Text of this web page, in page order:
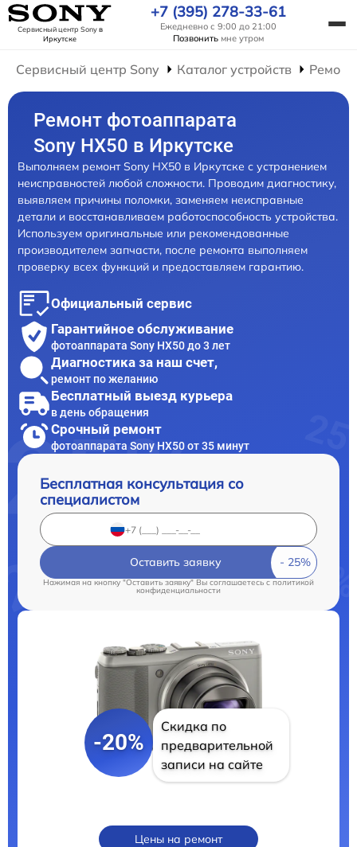
Сервисный центр Sonyв
Иркутске
+7 (395) 278-33-61
Ежедневно с 9:00 до 21:00
Позвонить мне утром
Сервисный центр Sony Каталог устройств
Ремонт фотоаппарата
Sony HX50 в Иркутске
Выполняем ремонт Sony HX50 в Иркутске с устранением
неисправностей любой сложности. Проводим диагностику,
выявляем причины поломки, заменяем неисправные
детали и восстанавливаем работоспособность устройства.
Используем оригинальные или рекомендованные
производителем запчасти, после ремонта выполняем
проверку всех функций и предоставляем гарантию.
Официальный сервис
Гарантийное обслуживание
фотоаппарата Sony HX50 до 3 лет
Диагностика за наш счет,
ремонт по желанию
Бесплатный выезд курьера
в день обращения
Срочный ремонт
фотоаппарата Sony HX50 от 35 минут
Бесплатная консультация со
специалистом
Оставить заявку
Нажимая на кнопку "Оставить заявку" Вы соглашаетесь cполитикой
конфиденциальности
-20%
Скидка по
предварительной
записи на сайте
Цены на ремонт